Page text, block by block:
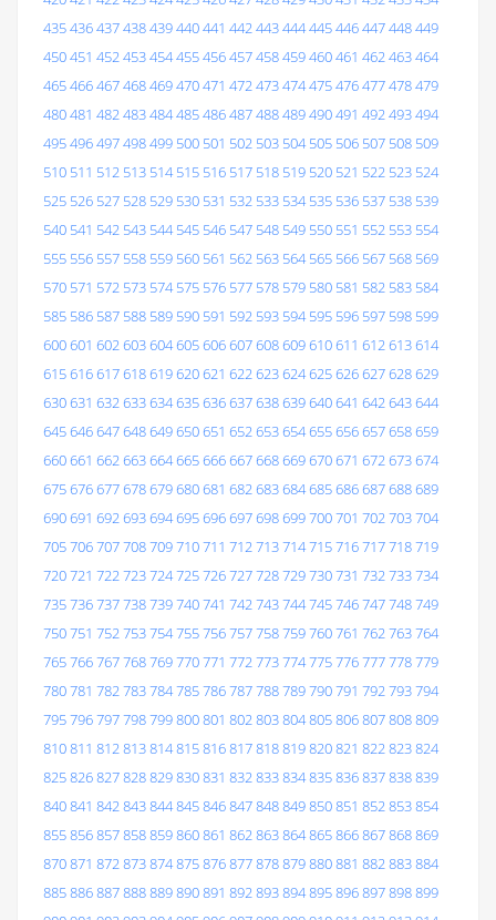
435436437438439440441 442443444445446447448449
450451 452453454455456457458459460461 462463464
465466467468469470471 472473474475476477478479
480481 482483484485486487488489490491 492493494
495496497498499 500 501 502 503 504 505 506 507 508 509
510 511 512 513 514 515 516 517 518 519 520 521 522 523 524
525 526 527 528 529 530 531 532 533 534 535 536 537 538 539
540 541 542 543 544 545 546 547 548 549 550 551 552 553 554
555 556 557 558 559 560 561 562 563 564 565 566 567 568 569
570 571 572 573 574 575 576 577 578 579 580 581 582 583 584
585 586 587 588 589 590 591 592 593 594 595 596 597 598 599
600601 602603604605606607608609610611 612613614
615616617618619620621 622623624625626627628629
630631 632633634635636637638639640641 642643644
645646647648649650651 652653654655656657658659
660661 662663664665666667668669670671 672673674
675676677678679680681 682683684685686687688689
690691 692693694695696697698699700701 702703704
705706707708709710711 712713714715716717718719
720721 722723724725726727728729730731 732733734
735736737738739740741 742743744745746747748749
750751 752753754755756757758759760761 762763764
765766767768769770771 772773774775776777778779
780781 782783784785786787788789790791 792793794
795796797798799800801 802803804805806807808809
810811 812813814815816817818819820821 822823824
825826827828829830831 832833834835836837838839
840841 842843844845846847848849850851 852853854
855856857858859860861 862863864865866867868869
870871 872873874875876877878879880881 882883884
885886887888889890891 892893894895896897898899